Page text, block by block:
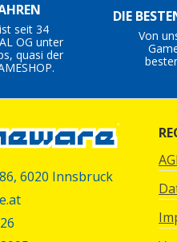
seit 34
OG unter
quasi der
DIE
Von
6020 Innsbruck